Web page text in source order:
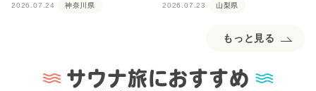
2026.07.24 神奈川県 2026.07.23 山梨県
もっと見る
サウナ旅におすすめ